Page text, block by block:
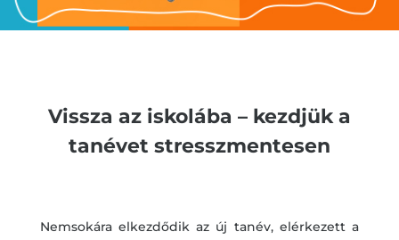
Vissza az iskolába – kezdjük a
tanévet stresszmentesen
Nemsokára elkezdődik az új tanév, elérkezett a